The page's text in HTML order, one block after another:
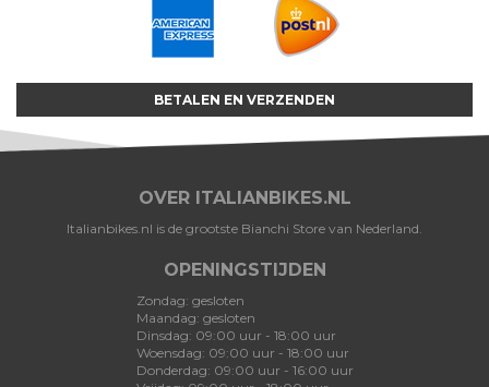
BETALEN EN VERZENDEN
OVER ITALIANBIKES.NL
Italianbikes.nl is de grootste Bianchi Store van Nederland.
OPENINGSTIJDEN
Zondag: gesloten
Maandag: gesloten
Dinsdag: 09:00 uur - 18:00 uur
Woensdag: 09:00 uur - 18:00 uur
Donderdag: 09:00 uur - 16:00 uur